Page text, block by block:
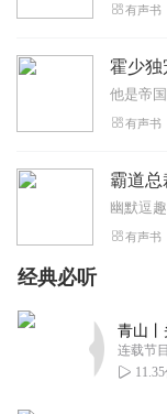
怎么不播了挺
2020-11-07
故事好，播讲
2020-10-14
故事好听想听
有声书
有声书
霸道
有声书
经典必听
连载节